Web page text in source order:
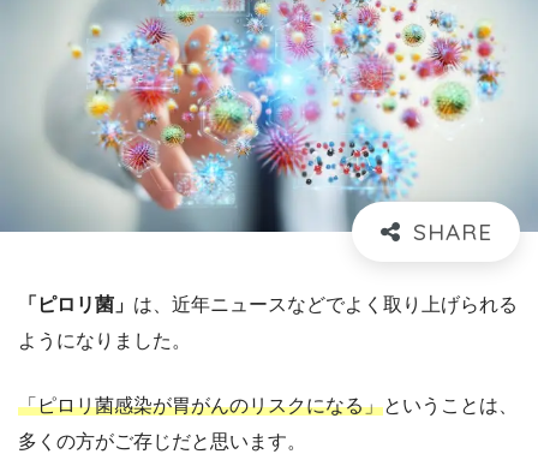
「ピロリ菌」 は、近年ニュースなどでよく取り上げられる
ようになりました。
「ピロリ菌感染が胃がんのリスクになる」ということは、
多くの方がご存じだと思います。